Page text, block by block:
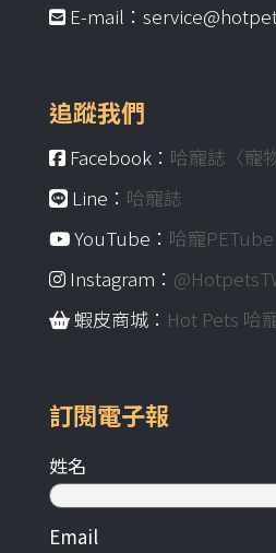
E-mail：
追蹤我們
Facebook： 哈寵誌〈寵
Line： 哈寵誌
YouTube： 哈寵
Instagram：
蝦皮商城： Hot Pets 哈
訂閱電子報
姓名
Email